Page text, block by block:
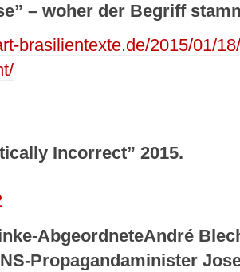
– woher der Begriff
brasilientexte.de/2015/01/
Incorrect” 2015.
AbgeordneteAndré
Propagandaminister